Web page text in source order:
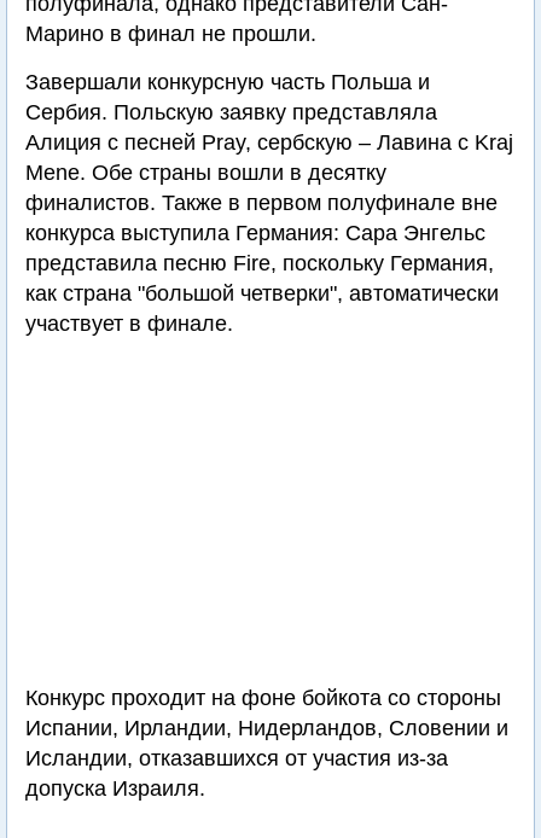
Марино в финал не прошли.
Завершали конкурсную часть Польша и
Сербия. Польскую заявку представляла
Алиция с песней Pray, сербскую – Лавина с Kraj
Mene. Обе страны вошли в десятку
финалистов. Также в первом полуфинале вне
конкурса выступила Германия: Сара Энгельс
представила песню Fire, поскольку Германия,
как страна "большой четверки", автоматически
участвует в финале.
Конкурс проходит на фоне бойкота со стороны
Испании, Ирландии, Нидерландов, Словении и
Исландии, отказавшихся от участия из-за
допуска Израиля.